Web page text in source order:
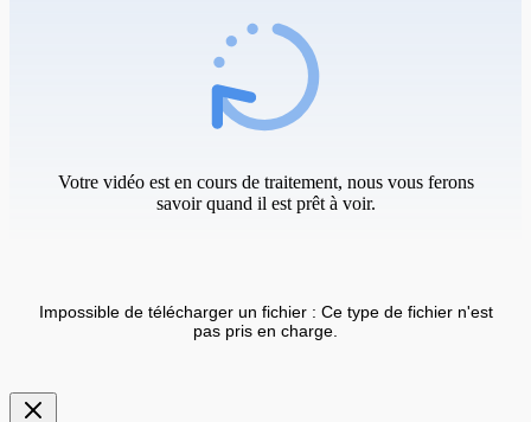
Votre vidéo est en cours de traitement, nous vous ferons
savoir quand il est prêt à voir.
Impossible de télécharger un fichier : Ce type de fichier n'est
pas pris en charge.